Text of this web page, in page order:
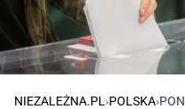
NIEZALEŻNA.PL ›POLSKA›